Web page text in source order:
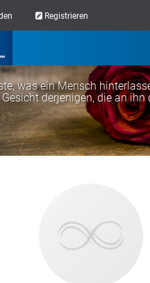
Registrieren
was ein Mensch
derjenigen, die an ihn